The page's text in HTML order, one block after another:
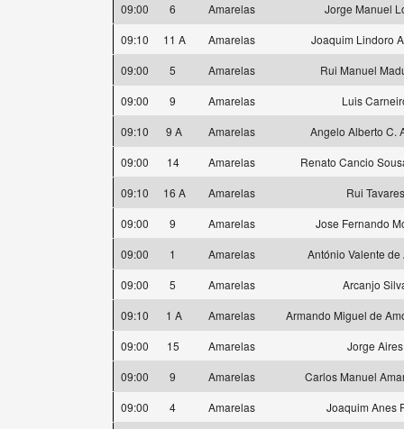
09:00
6 Amarelas
Jorge Manuel
09:10
11 A Amarelas
Joaquim Lindoro
09:00
5 Amarelas
Rui Manuel
09:00
9 Amarelas
Luis
09:10
9 A Amarelas
Angelo Alberto C.
09:00
14 Amarelas
Renato Cancio
09:10
16 A Amarelas
Rui Tavares
09:00
9 Amarelas
Jose Fernando
09:00
1 Amarelas
António Valente de
09:00
5 Amarelas
Arcanjo
09:10
1 A Amarelas
Armando Miguel de
09:00
15 Amarelas
Jorge Aires
09:00
9 Amarelas
Carlos Manuel
09:00
4 Amarelas
Joaquim Anes